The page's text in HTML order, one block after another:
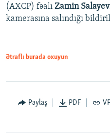
(AXCP) fəalı Zamin Salayev
kamerasına salındığı
Ətraflı burada oxuyun
Paylaş PDF